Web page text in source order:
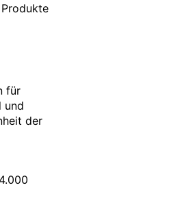
für
und
der